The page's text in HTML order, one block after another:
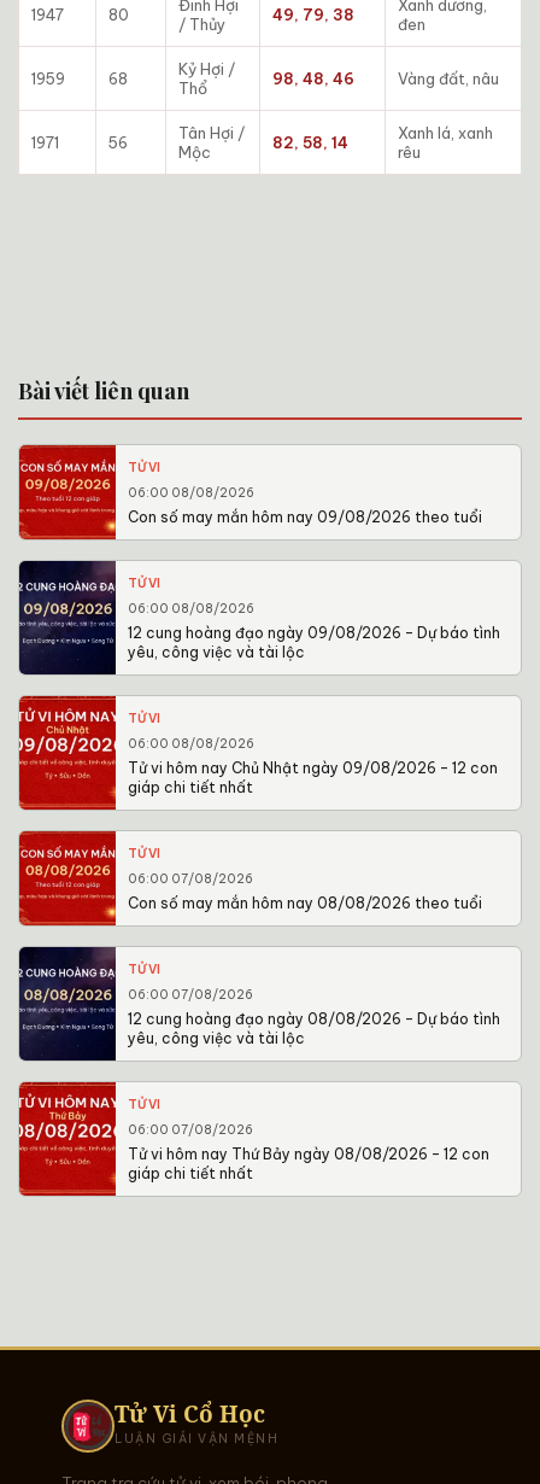
1947 80
Đinh Hợi
/ Thủy
49, 79, 38
Xanh dương,
đen
1959 68
Kỷ Hợi /
Thổ
98, 48, 46 Vàng đất, nâu
1971 56
Tân Hợi /
Mộc
82, 58, 14
Xanh lá, xanh
rêu
Bài viết liên quan
TỬ VI
06:00 08/08/2026
Con số may mắn hôm nay 09/08/2026 theo tuổi
TỬ VI
06:00 08/08/2026
12 cung hoàng đạo ngày 09/08/2026 – Dự báo tình
yêu, công việc và tài lộc
TỬ VI
06:00 08/08/2026
Tử vi hôm nay Chủ Nhật ngày 09/08/2026 – 12 con
giáp chi tiết nhất
TỬ VI
06:00 07/08/2026
Con số may mắn hôm nay 08/08/2026 theo tuổi
TỬ VI
06:00 07/08/2026
12 cung hoàng đạo ngày 08/08/2026 – Dự báo tình
yêu, công việc và tài lộc
TỬ VI
06:00 07/08/2026
Tử vi hôm nay Thứ Bảy ngày 08/08/2026 – 12 con
giáp chi tiết nhất
Tử Vi Cổ Học
LUẬN GIẢI VẬN MỆNH